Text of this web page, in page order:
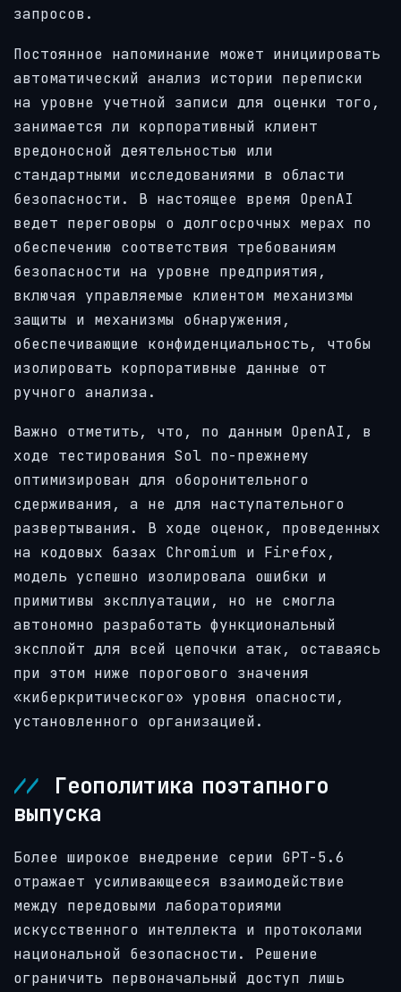
запросов.
Постоянное напоминание может инициировать
автоматический анализ истории переписки
на уровне учетной записи для оценки того,
занимается ли корпоративный клиент
вредоносной деятельностью или
стандартными исследованиями в области
безопасности. В настоящее время OpenAI
ведет переговоры о долгосрочных мерах по
обеспечению соответствия требованиям
безопасности на уровне предприятия,
включая управляемые клиентом механизмы
защиты и механизмы обнаружения,
обеспечивающие конфиденциальность, чтобы
изолировать корпоративные данные от
ручного анализа.
Важно отметить, что, по данным OpenAI, в
ходе тестирования Sol по-прежнему
оптимизирован для оборонительного
сдерживания, а не для наступательного
развертывания. В ходе оценок, проведенных
на кодовых базах Chromium и Firefox,
модель успешно изолировала ошибки и
примитивы эксплуатации, но не смогла
автономно разработать функциональный
эксплойт для всей цепочки атак, оставаясь
при этом ниже порогового значения
«киберкритического» уровня опасности,
установленного организацией.
Геополитика поэтапного
выпуска
Более широкое внедрение серии GPT-5.6
отражает усиливающееся взаимодействие
между передовыми лабораториями
искусственного интеллекта и протоколами
национальной безопасности. Решение
ограничить первоначальный доступ лишь